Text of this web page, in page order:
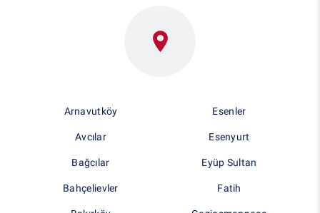
Arnavutköy Esenler
Avcılar Esenyurt
Bağcılar Eyüp Sultan
Bahçelievler Fatih